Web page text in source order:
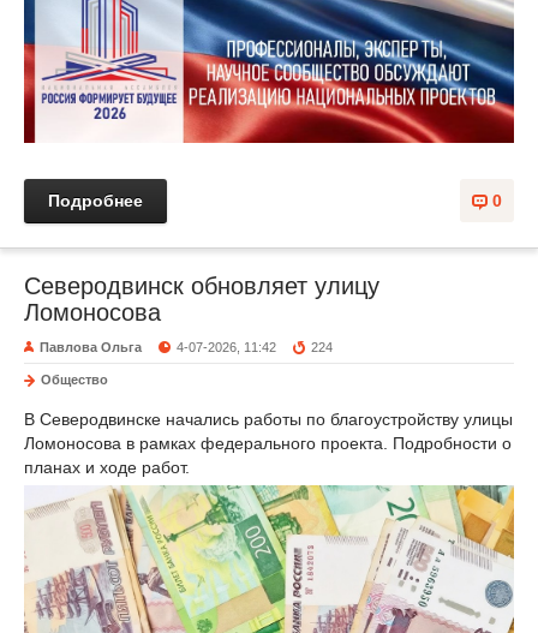
0
Подробнее
Северодвинск обновляет улицу
Ломоносова
Павлова Ольга 4-07-2026, 11:42 224
Общество
В Северодвинске начались работы по благоустройству улицы
Ломоносова в рамках федерального проекта. Подробности о
планах и ходе работ.